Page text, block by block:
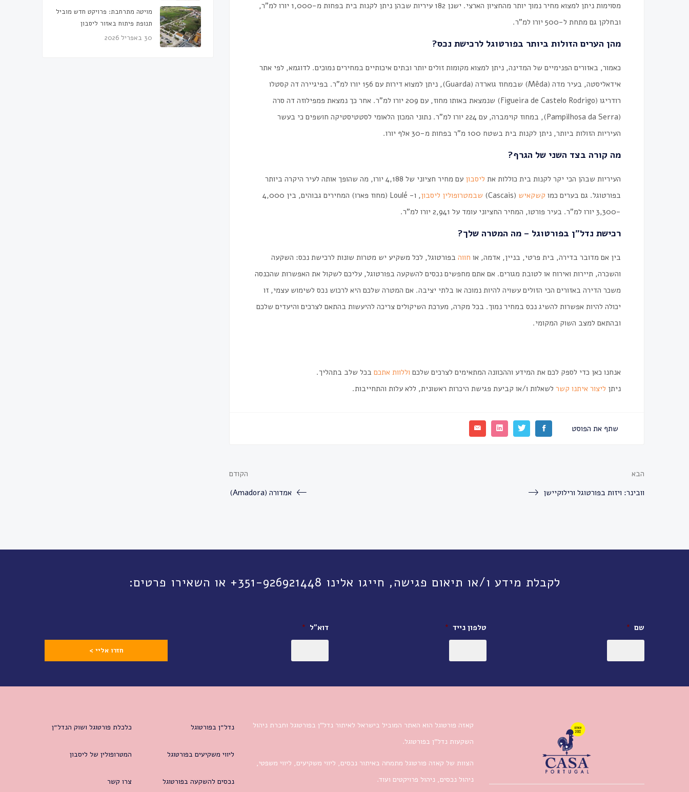
מסוימות ניתן למצוא מחיר נמוך יותר מהחציון הארצי. ישנן 182 עיריות שבהן ניתן לקנות בית בפחות מ-1,000 יורו למ"ר,
ובחלקן גם מתחת ל-500 יורו למ"ר.
מהן הערים הזולות ביותר בפורטוגל לרכישת נכס?
כאמור, באזורים הפנימיים של המדינה, ניתן למצוא מקומות זולים יותר ובתים איכותיים במחירים נמוכים. לדוגמא, לפי אתר
אידאליסטה, בעיר מדה (Mêda) שבמחוז גוארדה (Guarda), ניתן למצוא דירות עם 156 יורו למ"ר. בפיגיירה דה קסטלו
רודריגו (Figueira de Castelo Rodrigo) שנמצאת באותו מחוז, עם 209 יורו למ"ר. אחר כך נמצאת פמפילוזה דה סרה
(Pampilhosa da Serra), במחוז קוימברה, עם 224 יורו למ"ר. נתוני המכון הלאומי לסטטיסטיקה חושפים כי בעשר
העיריות הזולות ביותר, ניתן לקנות בית בשטח 100 מ"ר בפחות מ-30 אלף יורו.
מה קורה בצד השני של הגרף?
העיריות שבהן הכי יקר לקנות בית כוללות את ליסבון
עם מחיר חציוני של 4,188 יורו, מה שהופך אותה לעיר היקרה ביותר
בפורטוגל. גם בערים כמו קשקאיש (Cascais) שבמטרופולין ליסבון
, ו- Loulé (מחוז פארו) המחירים גבוהים, בין 4,000
-3,300 יורו למ"ר. בעיר פורטו, המחיר החציוני עומד על 2,941 יורו למ"ר.
רכישת נדל"ן בפורטוגל – מה המטרה שלך?
בין אם מדובר בדירה, בית פרטי, בניין, אדמה, או חווה בפורטוגל, לכל משקיע יש מטרות שונות לרכישת נכס: השקעה
והשכרה, תיירות ואירוח או לטובת מגורים. אם אתם מחפשים נכסים להשקעה בפורטוגל, עליכם לשקול את האפשרות שהכנסה
משכר הדירה באזורים הכי הזולים עשויה להיות נמוכה או בלתי יציבה. אם המטרה שלכם היא לרכוש נכס לשימוש עצמי, זו
יכולה להיות אפשרות להשיג נכס במחיר נמוך. בכל מקרה, מערכת השיקולים צריכה להיעשות בהתאם לצרכים והיעדים שלכם
ובהתאם למצב השוק המקומי.
אנחנו כאן כדי לספק לכם את המידע וההכוונה המתאימים לצרכים שלכם וללוות אתכם בכל שלב בתהליך.
ניתן ליצור איתנו קשר לשאלות ו/או קביעת פגישת היכרות ראשונית, ללא עלות והתחייבות.
שתף את הפוסט
הקודם
אמדורה (Amadora)
הבא
וובינר: ויזות בפורטוגל ורילוקיישן
מויטה מתרחבת: פרויקט חדש מוביל
תנופת פיתוח באזור ליסבון
30 באפריל 2026
לקבלת מידע ו/או תיאום פגישה, חייגו אלינו 351-926921448+ או השאירו פרטים:
שם * טלפון נייד * דוא״ל *
חזרו אליי >
קאזה פורטוגל הוא האתר המוביל בישראל לאיתור נדל”ן בפורטוגל וחברת ניהול
השקעות נדל”ן בפורטוגל.
הצוות של קאזה פורטוגל מתמחה באיתור נכסים, ליווי משקיעים, ליווי משפטי,
ניהול נכסים, ניהול פרויקטים ועוד.
נדל״ן בפורטוגל
ליווי משקיעים בפורטוגל
נכסים להשקעה בפורטוגל
כלכלת פורטוגל ושוק הנדל״ן
המטרופולין של ליסבון
צרו קשר